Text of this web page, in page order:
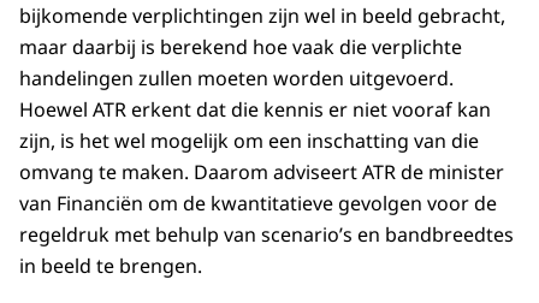
bijkomende verplichtingen zijn wel in beeld gebracht,
maar daarbij is berekend hoe vaak die verplichte
handelingen zullen moeten worden uitgevoerd.
Hoewel ATR erkent dat die kennis er niet vooraf kan
zijn, is het wel mogelijk om een inschatting van die
omvang te maken. Daarom adviseert ATR de minister
van Financiën om de kwantitatieve gevolgen voor de
regeldruk met behulp van scenario’s en bandbreedtes
in beeld te brengen.